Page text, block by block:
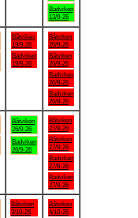
Badviken
13/9-26
Båtviken
19/9-26
Badviken
19/9-26
Båtviken
20/9-26
Båtviken
20/9-26
Badviken
20/9-26
Badviken
20/9-26
Båtviken
26/9-26
Badviken
26/9-26
Båtviken
27/9-26
Båtviken
27/9-26
Badviken
27/9-26
Badviken
27/9-26
Båtviken
3/10-26
Båtviken
4/10-26